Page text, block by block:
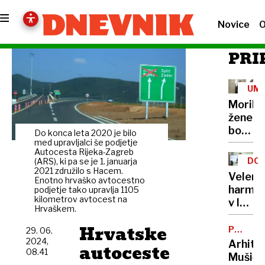
Novice
Do konca leta 2020 je bilo
med upravljalci še podjetje
Autocesta Rijeka-Zagreb
(ARS), ki pa se je 1. januarja
2021 združilo s Hacem.
Enotno hrvaško avtocestno
podjetje tako upravlja 1105
kilometrov avtocest na
Hrvaškem.
Hrvatske
autoceste
29. 06.
2024,
08.41
žene
bo
sedel
21
let
v lov
na
nov
rekord
CENTER
Mušič: